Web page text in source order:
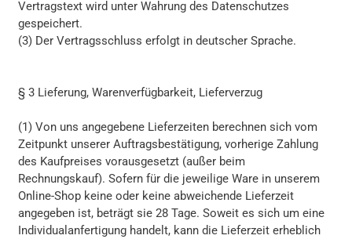
Vertragstext wird unter Wahrung des Datenschutzes
gespeichert.
(3) Der Vertragsschluss erfolgt in deutscher Sprache.
§ 3 Lieferung, Warenverfügbarkeit, Lieferverzug
(1) Von uns angegebene Lieferzeiten berechnen sich vom
Zeitpunkt unserer Auftragsbestätigung, vorherige Zahlung
des Kaufpreises vorausgesetzt (außer beim
Rechnungskauf). Sofern für die jeweilige Ware in unserem
Online-Shop keine oder keine abweichende Lieferzeit
angegeben ist, beträgt sie 28 Tage. Soweit es sich um eine
Individualanfertigung handelt, kann die Lieferzeit erheblich